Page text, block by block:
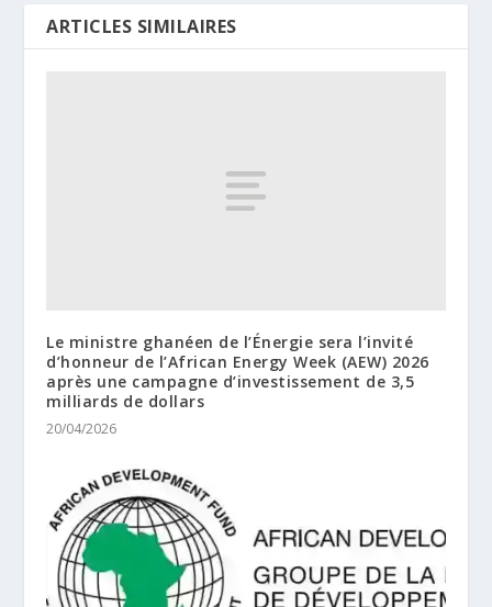
ARTICLES SIMILAIRES
Le ministre ghanéen de l’Énergie sera l’invité
d’honneur de l’African Energy Week (AEW) 2026
après une campagne d’investissement de 3,5
milliards de dollars
20/04/2026